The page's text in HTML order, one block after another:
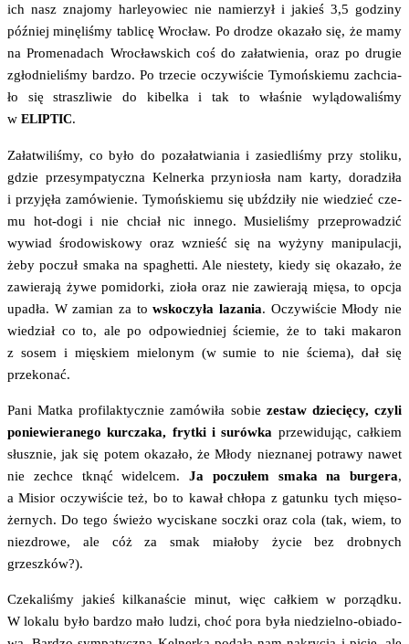
ich nasz zna­jo­my har­ley­owiec nie namie­rzył i jakieś 3,5 godzi­ny
póź­niej minę­li­śmy tabli­cę Wro­cław. Po dro­dze oka­za­ło się, że mamy
na Pro­me­na­dach Wro­cław­skich coś do zała­twie­nia, oraz po dru­gie
zgłod­nie­li­śmy bar­dzo. Po trze­cie oczy­wi­ście Tymoń­skie­mu zachcia­
ło się strasz­li­wie do kibel­ka i tak to wła­śnie wylą­do­wa­li­śmy
w ELIPTIC.
Zała­twi­li­śmy, co było do poza­ła­twia­nia i zasie­dli­śmy przy sto­li­ku,
gdzie prze­sym­pa­tycz­na Kel­ner­ka przy­nio­sła nam kar­ty, dora­dzi­ła
i przy­ję­ła zamó­wie­nie. Tymoń­skie­mu się ubź­dzi­ły nie wie­dzieć cze­
mu hot-dogi i nie chciał nic inne­go. Musie­li­śmy prze­pro­wa­dzić
wywiad śro­do­wi­sko­wy oraz wznieść się na wyży­ny mani­pu­la­cji,
żeby poczuł sma­ka na spa­ghet­ti. Ale nie­ste­ty, kie­dy się oka­za­ło, że
zawie­ra­ją żywe pomi­dor­ki, zio­ła oraz nie zawie­ra­ją mię­sa, to opcja
upa­dła. W zamian za towsko­czy­ła laza­nia. Oczy­wi­ście Mło­dy nie
wie­dział co to, ale po odpo­wied­niej ście­mie, że to taki maka­ron
z sosem i mię­skiem mie­lo­nym (w sumie to nie ście­ma), dał się
przekonać.
Pani Mat­ka pro­fi­lak­tycz­nie zamó­wi­ła sobie zestaw dzie­cię­cy, czy­li
ponie­wie­ra­ne­go kur­cza­ka, fryt­ki i surów­ka prze­wi­du­jąc, cał­kiem
słusz­nie, jak się potem oka­za­ło, że Mło­dy nie­zna­nej potra­wy nawet
nie zechce tknąć widel­cem. Ja poczu­łem sma­ka na bur­ge­ra,
a Misior oczy­wi­ście też, bo to kawał chło­pa z gatun­ku tych mię­so­
żer­nych. Do tego świe­żo wyci­ska­ne socz­ki oraz cola (tak, wiem, to
nie­zdro­we, ale cóż za smak mia­ło­by życie bez drob­nych
grzeszków?).
Cze­ka­li­śmy jakieś kil­ka­na­ście minut, więc cał­kiem w porząd­ku.
W loka­lu było bar­dzo mało ludzi, choć pora była nie­dziel­no-obia­do­